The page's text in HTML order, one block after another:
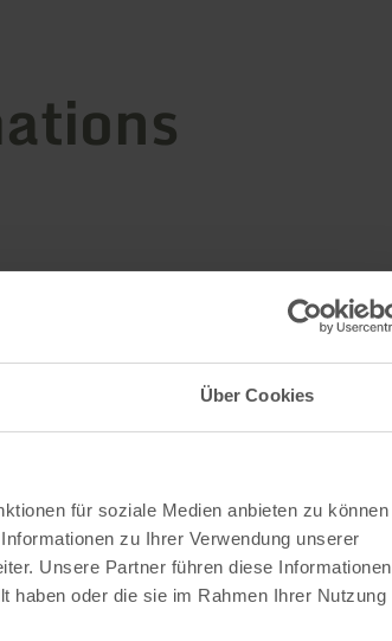
Über Cookies
für soziale Medien anbieten zu können
zu Ihrer Verwendung unserer
Unsere Partner führen diese Informationen
haben oder die sie im Rahmen Ihrer Nutzung